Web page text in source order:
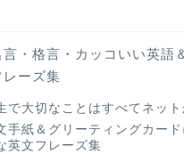
言・格言・カッコいい英語
ーズ集
で大切なことはすべてネッ
手紙＆グリーティングカー
英文フレーズ集